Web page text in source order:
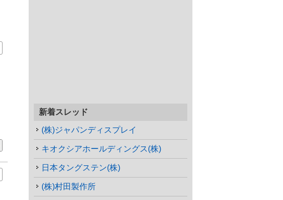
新着スレッド
(株)ジャパンディスプレイ
キオクシアホールディングス(株)
日本タングステン(株)
(株)村田製作所